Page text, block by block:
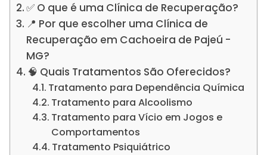
✅ O que é uma Clínica de Recuperação?
📍 Por que escolher uma Clínica de
Recuperação em Cachoeira de Pajeú -
MG?
🧠 Quais Tratamentos São Oferecidos?
Tratamento para Dependência Química
Tratamento para Alcoolismo
Tratamento para Vício em Jogos e
Comportamentos
Tratamento Psiquiátrico